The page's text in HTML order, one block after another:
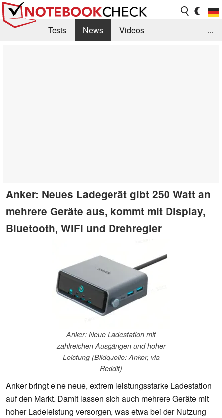
Tests News
Videos
...
Anker: Neues Ladegerät gibt 250 Watt an
mehrere Geräte aus, kommt mit Display,
Bluetooth, WiFi und Drehregler
Anker: Neue Ladestation mit
zahlreichen Ausgängen und hoher
Leistung (Bildquelle: Anker, via
Reddit)
Anker bringt eine neue, extrem leistungsstarke Ladestation
auf den Markt. Damit lassen sich auch mehrere Geräte mit
hoher Ladeleistung versorgen, was etwa bei der Nutzung